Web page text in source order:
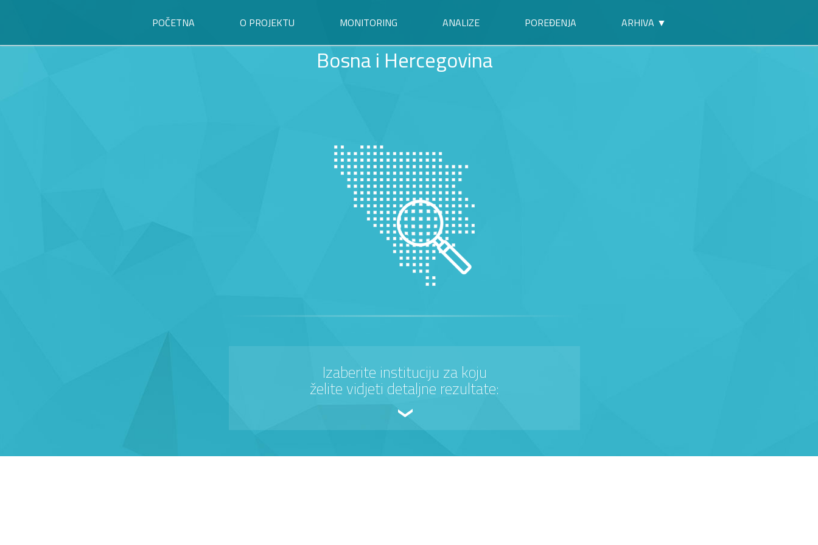
POČETNA O PROJEKTU MONITORING ANALIZE POREĐENJA ARHIVA ▼
Bosna i Hercegovina
Izaberite instituciju za koju
želite vidjeti detaljne rezultate: